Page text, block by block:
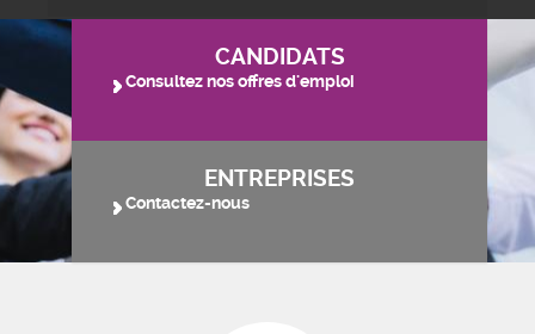
CANDIDATS
Consultez nos offres d'emploi
ENTREPRISES
Contactez-nous